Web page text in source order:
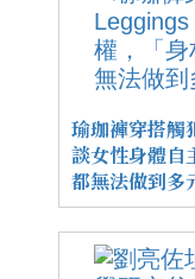
瑜珈褲穿搭
談女性身體自
都無法做到多